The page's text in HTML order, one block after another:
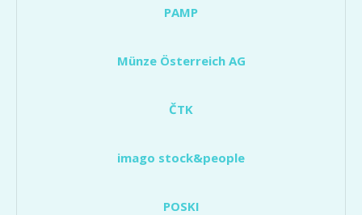
PAMP
Münze Österreich AG
ČTK
imago stock&people
POSKI